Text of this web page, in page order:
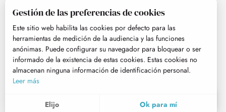
MENÚ
© Tourisme Hautes-Pyrénées
Gestión de las preferencias de cookies
Este sitio web habilita las cookies por defecto para las
herramientas de medición de la audiencia y las funciones
anónimas. Puede configurar su navegador para bloquear o ser
informado de la existencia de estas cookies. Estas cookies no
almacenan ninguna información de identificación personal.
Leer más
Elijo Ok para mí